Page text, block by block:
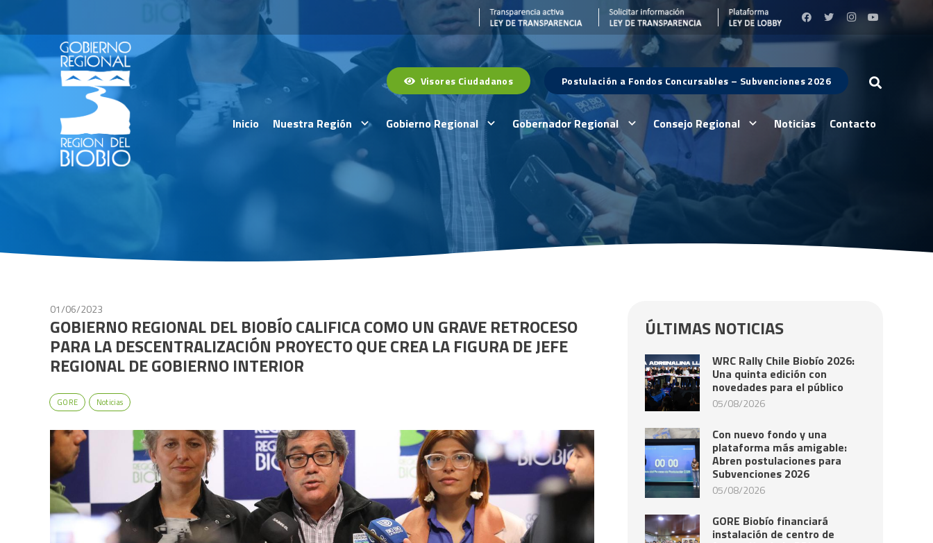
Visores Ciudadanos Postulación a Fondos Concursables – Subvenciones 2026
Inicio Nuestra Región Gobierno Regional Gobernador Regional Consejo Regional Noticias Contacto
01/06/2023
GOBIERNO REGIONAL DEL BIOBÍO CALIFICA COMO UN GRAVE RETROCESO
PARA LA DESCENTRALIZACIÓN PROYECTO QUE CREA LA FIGURA DE JEFE
REGIONAL DE GOBIERNO INTERIOR
GORE Noticias
ÚLTIMAS NOTICIAS
WRC Rally Chile Biobío 2026:
Una quinta edición con
novedades para el público
05/08/2026
Con nuevo fondo y una
plataforma más amigable:
Abren postulaciones para
Subvenciones 2026
05/08/2026
GORE Biobío financiará
instalación de centro de